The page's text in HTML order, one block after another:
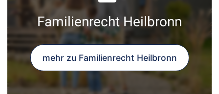
Familienrecht Heilbronn
mehr zu Familienrecht Heilbronn